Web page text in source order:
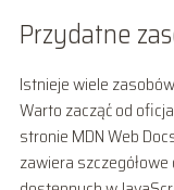
Przydatne
Istnieje wiele
Warto zacząć od
stronie MDN Web
zawiera